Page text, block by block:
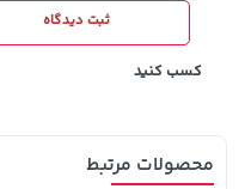
67,080,000 تومان خرید
ثبت دیدگاه
کسب کنید
محصولات مرتبط